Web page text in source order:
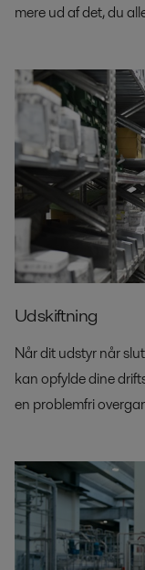
mere ud af det, du
Udskiftning
Når dit udstyr når
kan opfylde dine
en problemfri